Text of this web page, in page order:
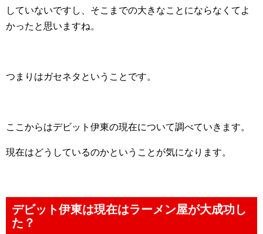
していないですし、そこまでの大きなことにならなくてよ
かったと思いますね。
つまりはガセネタということです。
ここからはデビット伊東の現在について調べていきます。
現在はどうしているのかということが気になります。
デビット伊東は現在はラーメン屋が大成功し
た？